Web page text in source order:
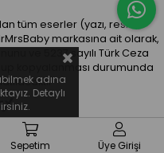
tüm eserler (yazı, resim,
markasına ait olarak,
ve 5237 sayılı Türk Ceza
kopyalanması durumunda
adına
Detaylı
Sepetim Üye Girişi